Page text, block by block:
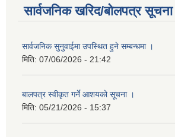
सार्वजनिक खरिद/बोलपत्र सूचना
सार्वजनिक सुनुवाईमा उपस्थित हुने सम्बन्धमा ।
मिति: 07/06/2026 - 21:42
बालपत्र स्वीकृत गर्ने आशयको सूचना ।
मिति: 05/21/2026 - 15:37